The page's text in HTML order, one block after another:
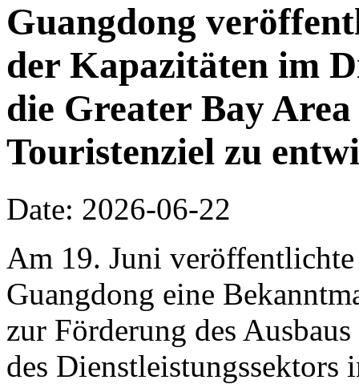
Guangdong
der Kapazitäten im
die Greater Bay
Touristenziel zu
Date: 2026-06-22
Am 19. Juni
Guangdong eine
zur Förderung des
des Dienstleistungssektors